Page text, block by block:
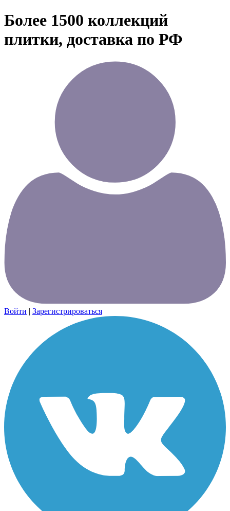
Более 1500 коллекций
плитки, доставка по РФ
Войти | Зарегистрироваться